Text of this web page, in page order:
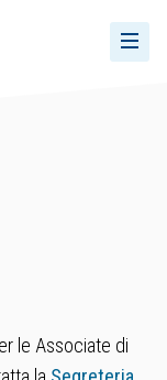
le Associate di